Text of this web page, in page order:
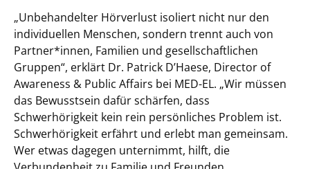
„Unbehandelter Hörverlust isoliert nicht nur den
individuellen Menschen, sondern trennt auch von
Partner*innen, Familien und gesellschaftlichen
Gruppen“, erklärt Dr. Patrick D’Haese, Director of
Awareness & Public Affairs bei MED-EL. „Wir müssen
das Bewusstsein dafür schärfen, dass
Schwerhörigkeit kein rein persönliches Problem ist.
Schwerhörigkeit erfährt und erlebt man gemeinsam.
Wer etwas dagegen unternimmt, hilft, die